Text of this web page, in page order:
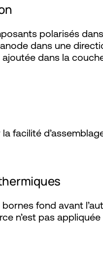
polarisés
dans une
dans la
facilité
fond avant
n’est pas appliquée